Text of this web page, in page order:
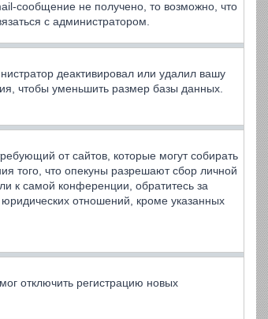
сообщение не получено, то возможно, что
с администратором.
деактивировал или удалил вашу
чтобы уменьшить размер базы данных.
от сайтов, которые могут собирать
того, что опекуны разрешают сбор личной
к самой конференции, обратитесь за
отношений, кроме указанных
отключить регистрацию новых